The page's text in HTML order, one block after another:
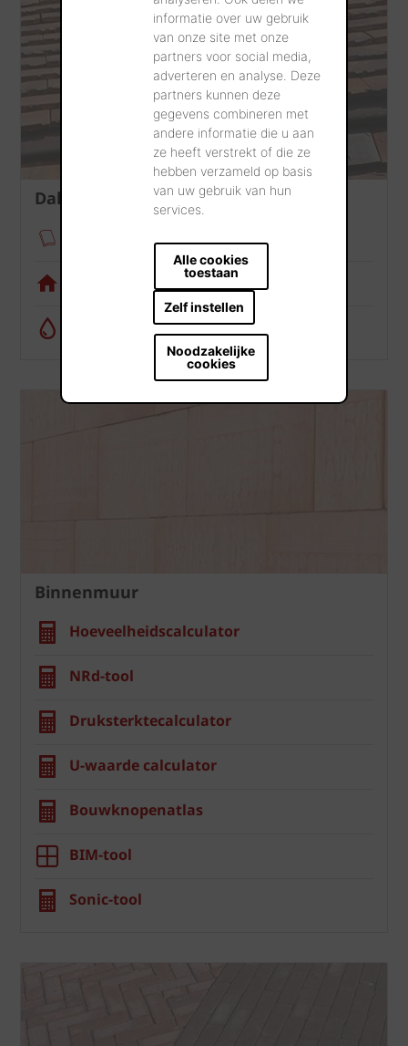
informatie over uw gebruik
van onze site met onze
partners voor social media,
adverteren en analyse. Deze
partners kunnen deze
gegevens combineren met
andere informatie die u aan
ze heeft verstrekt of die ze
hebben verzameld op basis
van uw gebruik van hun
services.
Alle cookies
toestaan
Zelf instellen
Noodzakelijke
cookies
Dak
Regenwatercalculator
Binnenmuur
Hoeveelheidscalculator
NRd-tool
Druksterktecalculator
U-waarde calculator
Bouwknopenatlas
BIM-tool
Sonic-tool